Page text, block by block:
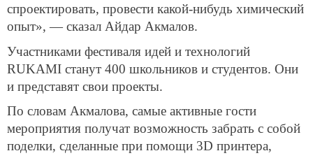
спроектировать, провести какой-нибудь химический
опыт», — сказал Айдар Акмалов.
Участниками фестиваля идей и технологий
RUKAMI станут 400 школьников и студентов. Они
и представят свои проекты.
По словам Акмалова, самые активные гости
мероприятия получат возможность забрать с собой
поделки, сделанные при помощи 3D принтера,